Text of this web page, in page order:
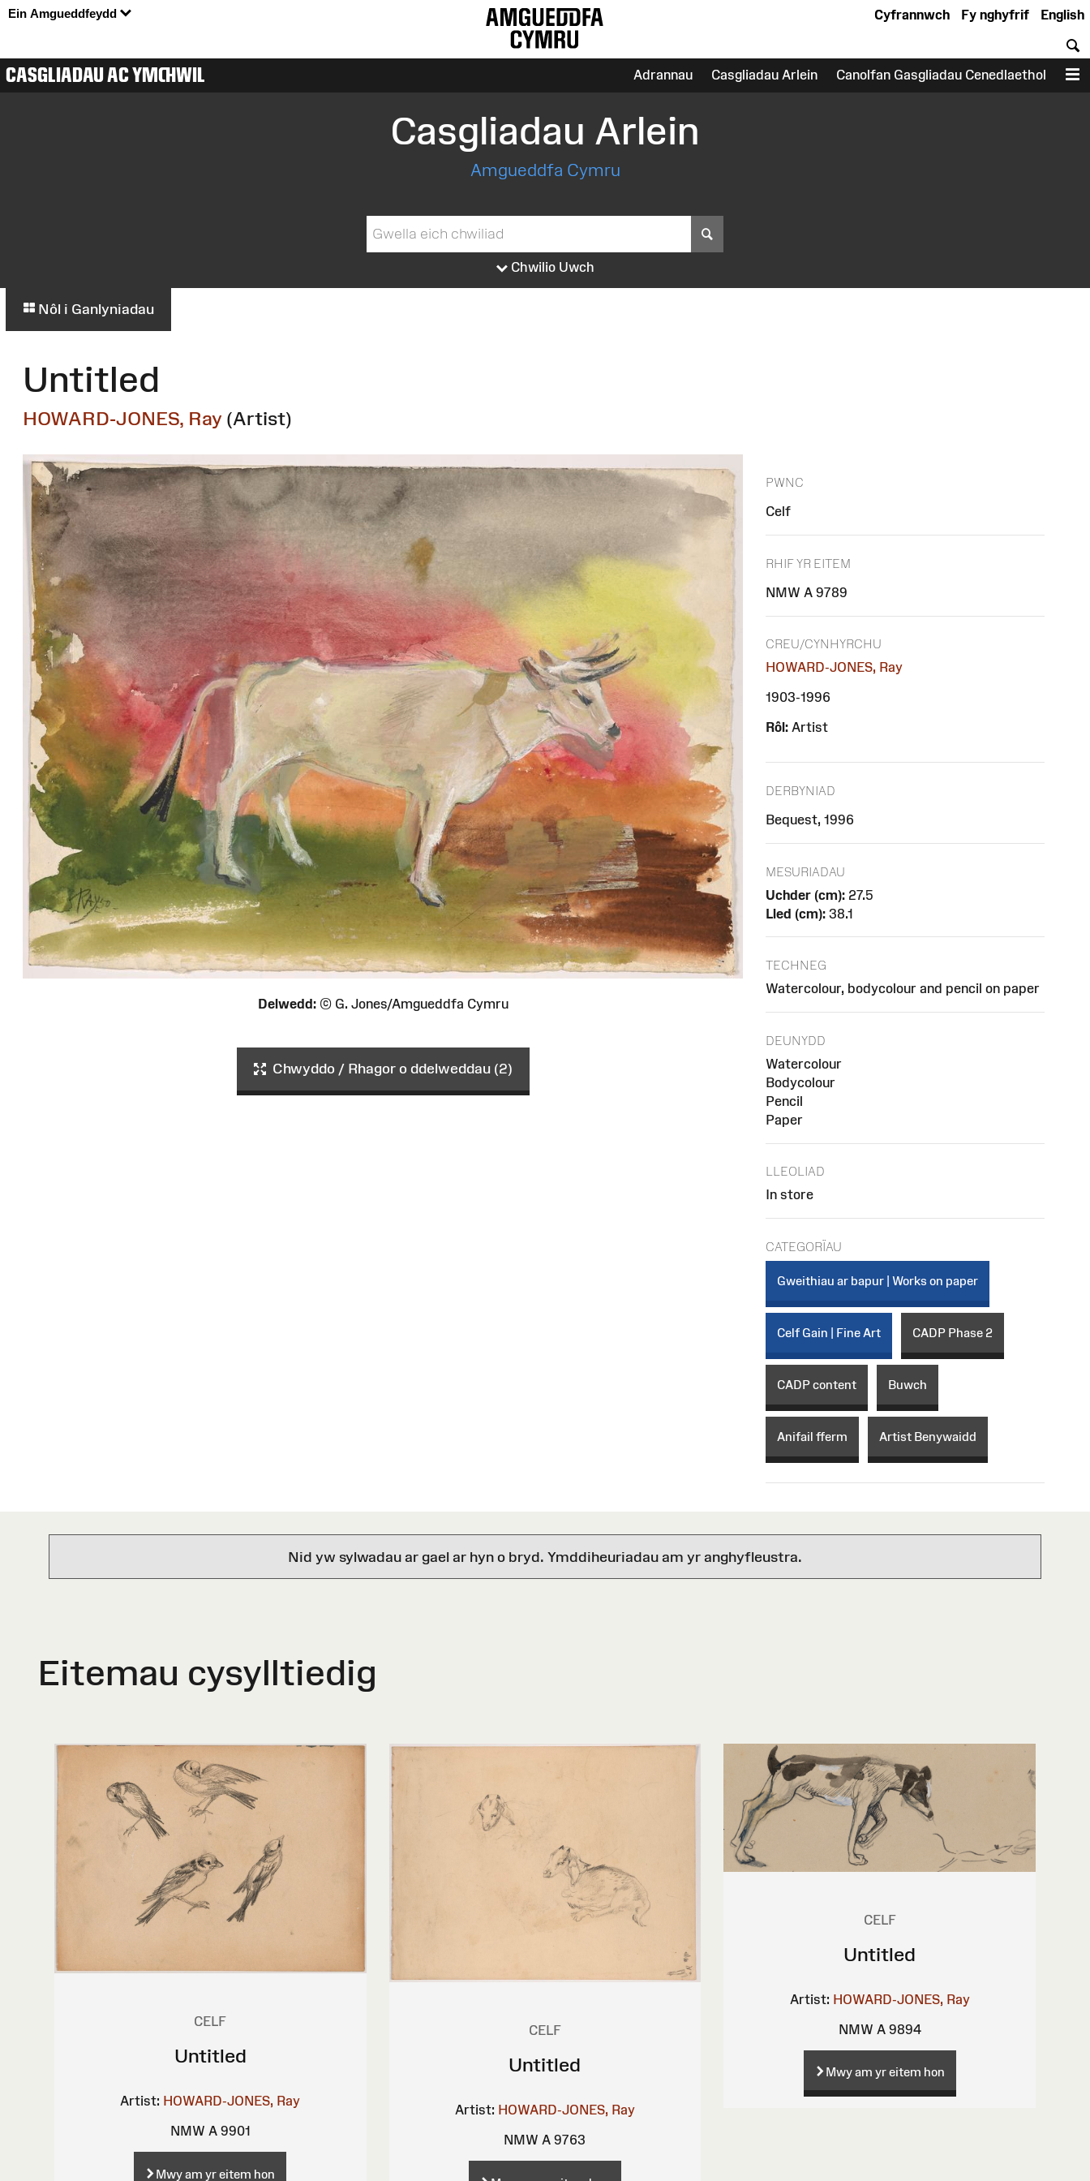
Ein Amgueddfeydd English
Fy nghyfrif
Cyfrannwch
CASGLIADAU AC YMCHWIL Adrannau Casgliadau Arlein Canolfan Gasgliadau Cenedlaethol
Casgliadau Arlein
Amgueddfa Cymru
Chwilio Uwch
Nôl i Ganlyniadau
Untitled
HOWARD-JONES, Ray (Artist)
Delwedd:© G. Jones/Amgueddfa Cymru
Chwyddo / Rhagor o ddelweddau (2)
PWNC
Celf
RHIF YR EITEM
NMW A 9789
CREU/CYNHYRCHU
HOWARD-JONES, Ray
1903-1996
Rôl: Artist
DERBYNIAD
Bequest, 1996
MESURIADAU
Uchder (cm): 27.5
Lled (cm): 38.1
TECHNEG
Watercolour, bodycolour and pencil on paper
DEUNYDD
Watercolour
Bodycolour
Pencil
Paper
LLEOLIAD
In store
CATEGORÏAU
Gweithiau ar bapur | Works on paper
Celf Gain | Fine Art CADP Phase 2
CADP content Buwch
Anifail fferm Artist Benywaidd
Nid yw sylwadau ar gael ar hyn o bryd. Ymddiheuriadau am yr anghyfleustra.
Eitemau cysylltiedig
CELF
Untitled
Artist: HOWARD-JONES, Ray
NMW A 9901
Mwy am yr eitem hon
CELF
Untitled
Artist: HOWARD-JONES, Ray
NMW A 9763
CELF
Untitled
Artist: HOWARD-JONES, Ray
NMW A 9894
Mwy am yr eitem hon